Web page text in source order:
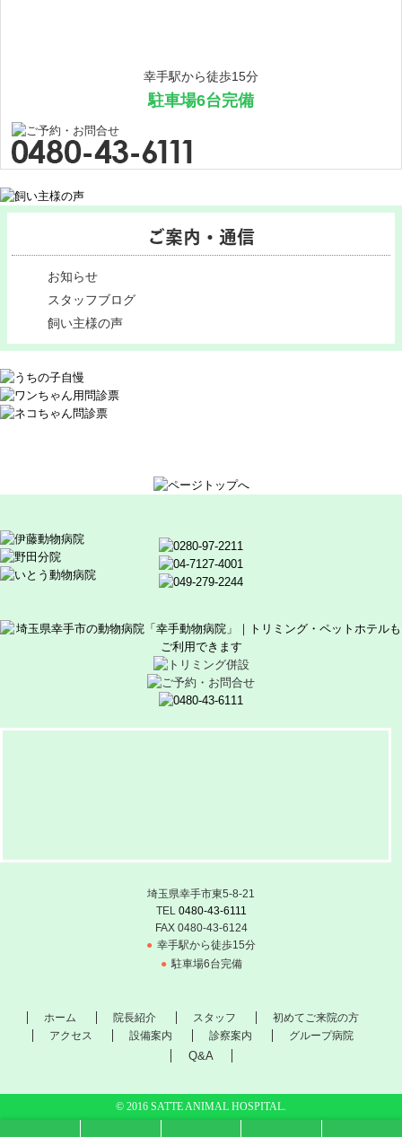
幸手駅から徒歩15分
駐車場6台完備
ご案内・通信
お知らせ
スタッフブログ
飼い主様の声
埼玉県幸手市東5-8-21
TEL 0480-43-6111
FAX0480-43-6124
幸手駅から徒歩15分
駐車場6台完備
ホーム 院長紹介 スタッフ
初めてご来院の方
アクセス
設備案内 診察案内 グループ病院
Q&A
© 2016 SATTE ANIMAL HOSPITAL.